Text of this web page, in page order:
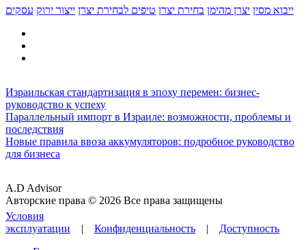
ייבוא מסין יצרן מהימן בחירת יצרן טיפים לבחירת יצרן ייצור ירוק עסקים
Израильская стандартизация в эпоху перемен: бизнес-
руководство к успеху
Параллельный импорт в Израиле: возможности, проблемы и
последствия
Новые правила ввоза аккумуляторов: подробное руководство
для бизнеса
A.D Advisor
Авторские права © 2026 Все права защищены
Условия
эксплуатации | Конфиденциальность | Доступность